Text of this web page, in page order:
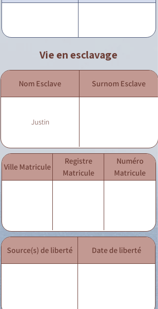
Vie en esclavage
Nom Esclave Surnom Esclave
Justin
Ville Matricule
Registre
Matricule
Numéro
Matricule
Source(s) de liberté Date de liberté